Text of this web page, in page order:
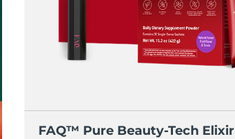
FAQ™ Pure Beauty-Tech Elixir